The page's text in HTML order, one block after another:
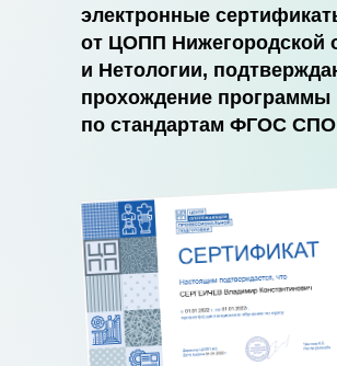
электронные
от ЦОПП Нижегородской
и Нетологии,
прохождение программы
по стандартам ФГОС СПО